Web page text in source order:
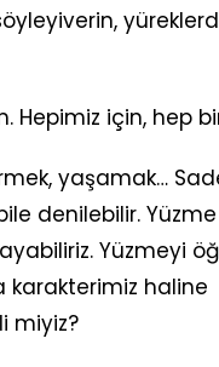
Hepimiz için, hep
yaşamak…
denilebilir.
Yüzmeyi
haline
miyiz?